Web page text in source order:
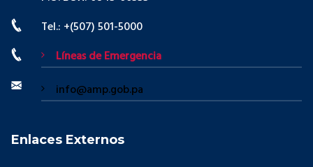
Tel.: +(507) 501-5000
Líneas de Emergencia
info@amp.gob.pa
Enlaces Externos